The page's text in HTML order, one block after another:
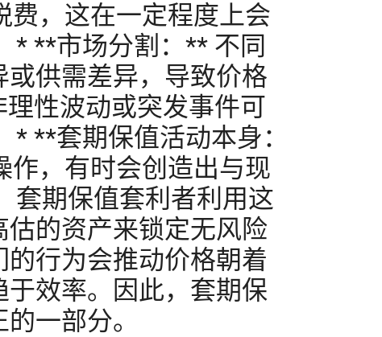
费，这在一定程度上会
* **市场分割：** 不同
供需差异，导致价格
性波动或突发事件可
**套期保值活动本身：
作，有时会创造出与现
套期保值套利者利用这
的资产来锁定无风险
行为会推动价格朝着
效率。因此，套期保
一部分。